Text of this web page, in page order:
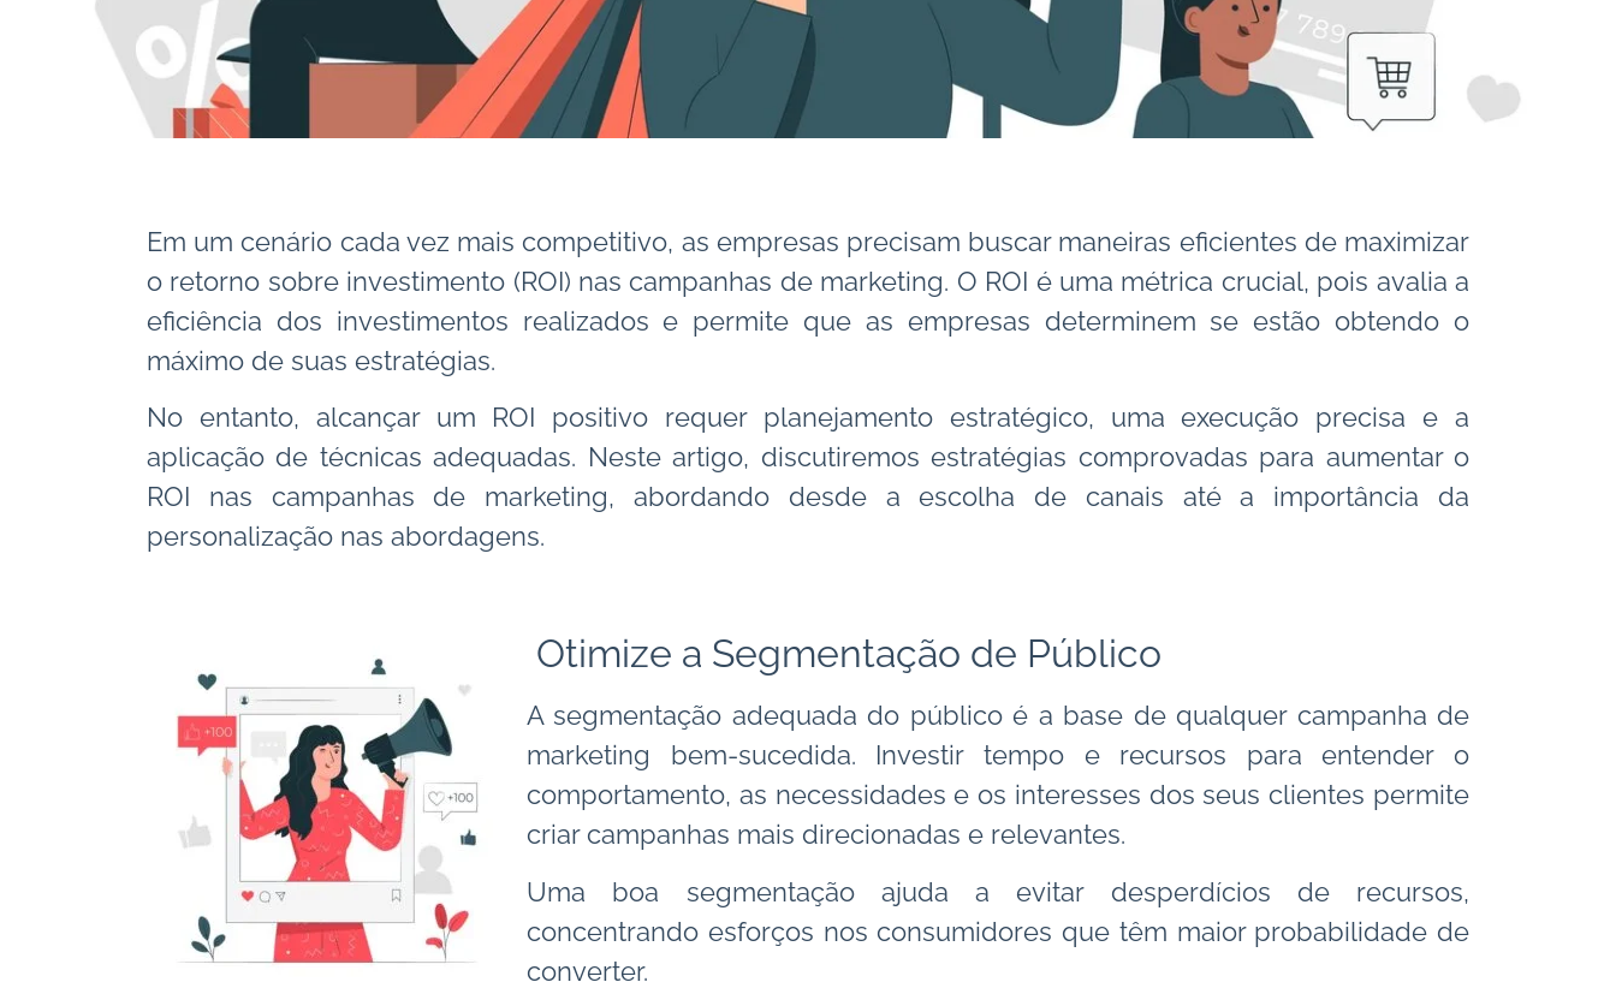
Em um cenário cada vez mais competitivo, as empresas precisam buscar maneiras eficientes de maximizar
o retorno sobre investimento (ROI) nas campanhas de marketing. O ROI é uma métrica crucial, pois avalia a
eficiência dos investimentos realizados e permite que as empresas determinem se estão obtendo o
máximo de suas estratégias.
No entanto, alcançar um ROI positivo requer planejamento estratégico, uma execução precisa e a
aplicação de técnicas adequadas. Neste artigo, discutiremos estratégias comprovadas para aumentar o
ROI nas campanhas de marketing, abordando desde a escolha de canais até a importância da
personalização nas abordagens.
Otimize a Segmentação de Público
A segmentação adequada do público é a base de qualquer campanha de
marketing bem-sucedida. Investir tempo e recursos para entender o
comportamento, as necessidades e os interesses dos seus clientes permite
criar campanhas mais direcionadas e relevantes.
Uma boa segmentação ajuda a evitar desperdícios de recursos,
concentrando esforços nos consumidores que têm maior probabilidade de
converter.